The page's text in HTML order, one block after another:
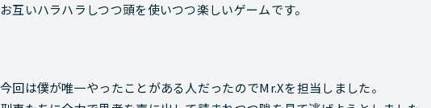
お互いハラハラしつつ頭を使いつつ楽しいゲームです。
今回は僕が唯一やったことがある人だったのでMr.Xを担当しました。